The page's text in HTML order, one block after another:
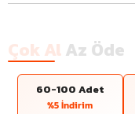
Çok AlAz Öde
60-100 Adet
%5 İndirim